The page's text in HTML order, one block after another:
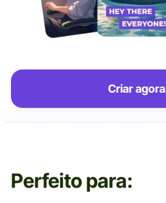
Criar agora
Perfeito para: